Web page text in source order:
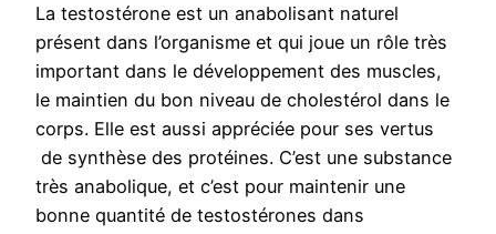
La testostérone est un anabolisant naturel
présent dans l’organisme et qui joue un rôle très
important dans le développement des muscles,
le maintien du bon niveau de cholestérol dans le
corps. Elle est aussi appréciée pour ses vertus
de synthèse des protéines. C’est une substance
très anabolique, et c’est pour maintenir une
bonne quantité de testostérones dans